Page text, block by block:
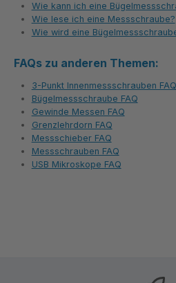
Wie kann ich eine
Wie lese ich eine Messschraube?
Wie wird eine
FAQs zu anderen Themen:
3-Punkt Innenmessschrauben FAQ
Bügelmessschraube FAQ
Gewinde Messen FAQ
Grenzlehrdorn FAQ
Messschieber FAQ
Messschrauben FAQ
USB Mikroskope FAQ